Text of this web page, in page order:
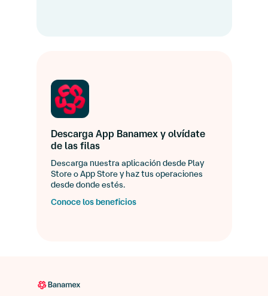
Descarga App Banamex y olvídate
de las filas
Descarga nuestra aplicación desde Play
Store o App Store y haz tus operaciones
desde donde estés.
Conoce los beneficios